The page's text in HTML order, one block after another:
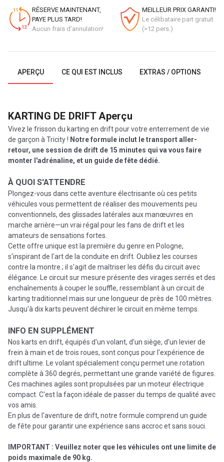
RÉSERVE MAINTENANT,
PAYE PLUS TARD!
Aucun frais d’annulation!
MEILLEUR PRIX GARANTI!
Le célibataire part gratuit
(>12 pers.)
APERÇU CE QUI EST INCLUS EXTRAS / OPTIONS
KARTING DE DRIFTAperçu
Vivez le frisson du karting en drift pour votre enterrement de vie
de garçon à Tricity ! Notre formule inclut le transport aller-
retour, une session de drift de 15 minutes qui va vous faire
monter l'adrénaline, et un guide de fête dédié.
À QUOI S'ATTENDRE
Plongez-vous dans cette aventure électrisante où ces petits
véhicules vous permettent de réaliser des mouvements peu
conventionnels, des glissades latérales aux manœuvres en
marche arrière—un vrai régal pour les fans de drift et les
amateurs de sensations fortes.
Cette offre unique est la première du genre en Pologne,
s'inspirant de l'art de la conduite en drift. Oubliez les courses
contre la montre ; il s'agit de maîtriser les défis du circuit avec
élégance. Le circuit sur mesure présente des virages serrés et des
enchaînements à couper le souffle, ressemblant à un circuit de
karting traditionnel mais sur une longueur de près de 100 mètres.
Jusqu'à dix karts peuvent déchirer le circuit en même temps.
INFO EN SUPPLÉMENT
Nos karts en drift, équipés d'un volant, d'un siège, d'un levier de
frein à main et de trois roues, sont conçus pour l'expérience de
drift ultime. Le volant spécialement conçu permet une rotation
complète à 360 degrés, permettant une grande variété de figures.
Ces machines agiles sont propulsées par un moteur électrique
compact. C'est la façon idéale de passer du temps de qualité avec
vos amis.
En plus de l'aventure de drift, notre formule comprend un guide
de fête pour garantir une expérience sans accroc et sans souci.
IMPORTANT : Veuillez noter que les véhicules ont une limite de
poids maximale de 90 kg.